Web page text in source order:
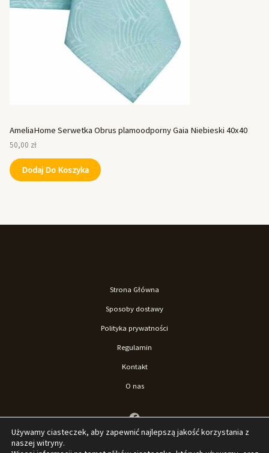
AmeliaHome Serwetka Obrus plamoodporny Gaia Niebieski 40x40
50,00 zł
Dodaj Do Koszyka
Strona Główna
Sposoby dostawy
Polityka prywatności
Regulamin
Kontakt
O nas
Używamy ciasteczek, aby zapewnić najlepszą jakość korzystania z
naszej witryny.